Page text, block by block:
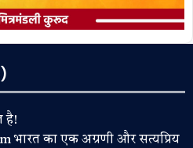
है!
का एक अग्रणी और सत्यप्रिय